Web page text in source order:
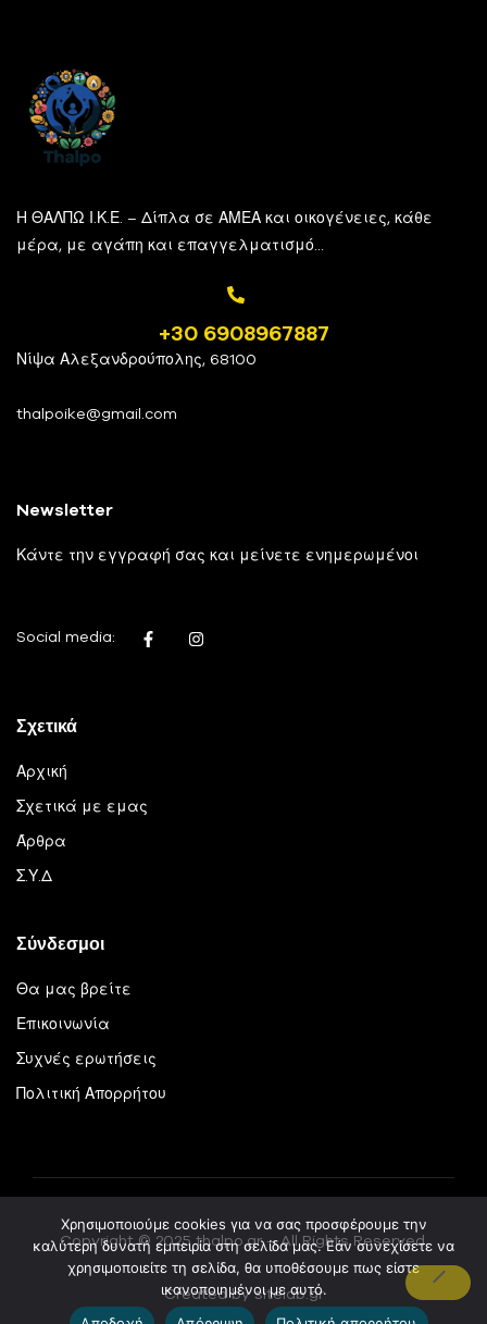
Η ΘΑΛΠΩ Ι.Κ.Ε. – Δίπλα σε ΑΜΕΑ και οικογένειες, κάθε
μέρα, με αγάπη και επαγγελματισμό…
+30 6908967887
Νίψα Αλεξανδρούπολης, 68100
thalpoike@gmail.com
Σχετικά
Αρχική
Σχετικά με εμας
Άρθρα
Σ.Υ.Δ
Σύνδεσμοι
Θα μας βρείτε
Επικοινωνία
Συχνές ερωτήσεις
Πολιτική Απορρήτου
Newsletter
Κάντε την εγγραφή σας και μείνετε ενημερωμένοι
Social media:
Copyright © 2025 thalpo.gr – All Rights Reserved.
Created by sitelab.gr
Χρησιμοποιούμε cookies για να σας προσφέρουμε την
καλύτερη δυνατή εμπειρία στη σελίδα μας. Εάν συνεχίσετε να
χρησιμοποιείτε τη σελίδα, θα υποθέσουμε πως είστε
ικανοποιημένοι με αυτό.